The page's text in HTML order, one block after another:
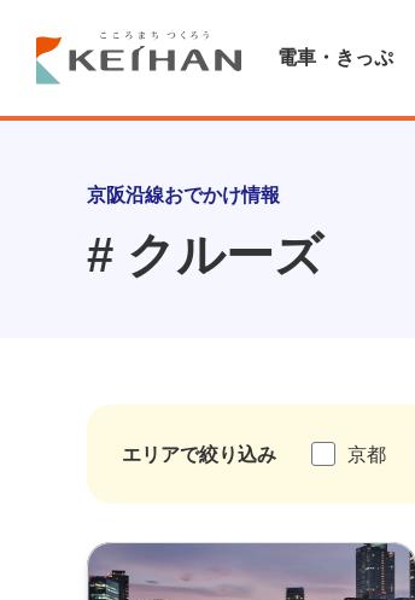
電車・きっぷ
京阪沿線おでかけ情報
# クルーズ
エリアで絞り込み 京都